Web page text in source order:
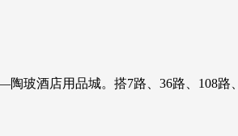
酒店用品城。搭7路、36路、108路